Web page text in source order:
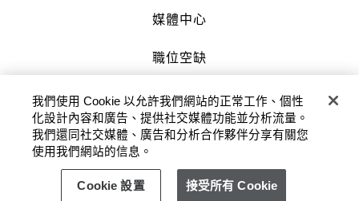
媒體中心
職位空缺
聯絡我們
版權及原稿 2026 © 九龍倉酒店保留一切權
利。
我們使用 Cookie 以允許我們網站的正常工作、個性
化設計內容和廣告、提供社交媒體功能並分析流量。
我們還同社交媒體、廣告和分析合作夥伴分享有關您
使用我們網站的信息。
Cookie 設置 接受所有 Cookie